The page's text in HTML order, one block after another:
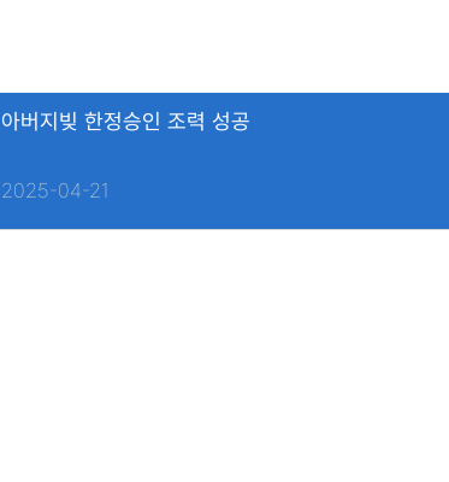
아버지빚 한정승인 조력 성공
2025-04-21